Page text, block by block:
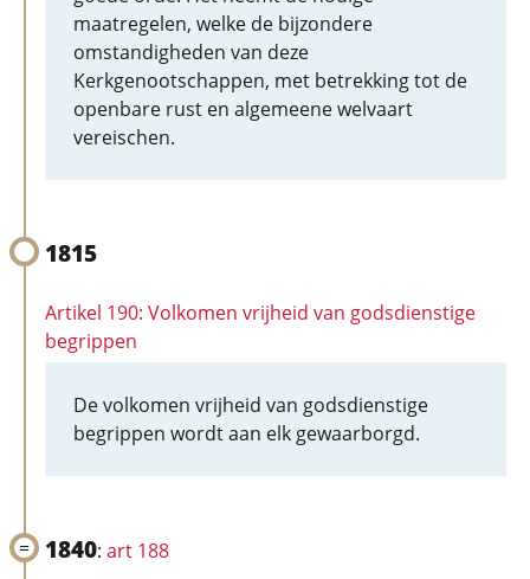
maatregelen, welke de bijzondere
omstandigheden van deze
Kerkgenootschappen, met betrekking tot de
openbare rust en algemeene welvaart
vereischen.
1815
Artikel 190: Volkomen vrijheid van godsdienstige
begrippen
De volkomen vrijheid van godsdienstige
begrippen wordt aan elk gewaarborgd.
1840: art 188